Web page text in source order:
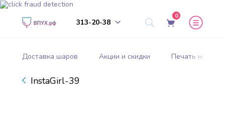
313-20-38
0
Доставка шаров Акции и скидки Печать на
InstaGirl-39